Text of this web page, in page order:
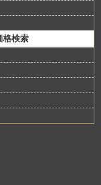
格検索